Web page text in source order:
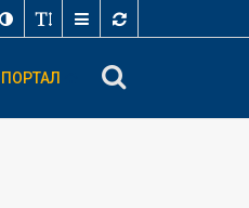
ПОРТАЛ